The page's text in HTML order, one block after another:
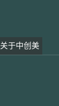
关于中创美